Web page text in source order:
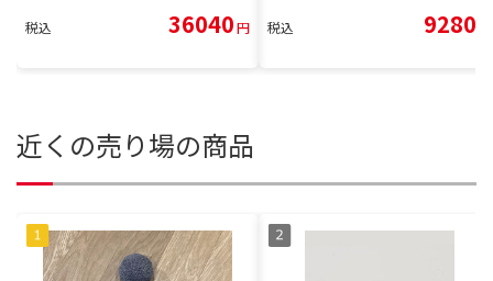
税込 36040円 税込 9280
近くの売り場の商品